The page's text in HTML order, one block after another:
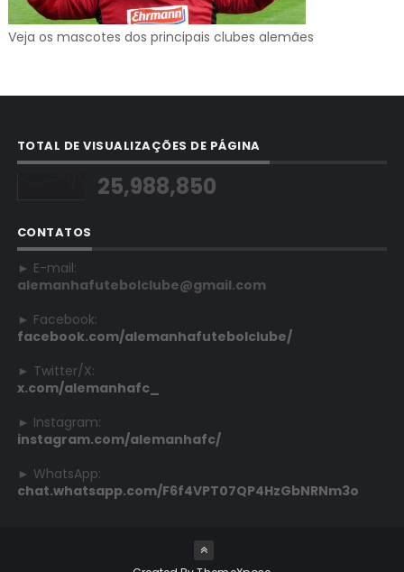
Veja os mascotes dos principais clubes alemães
TOTAL DE VISUALIZAÇÕES DE PÁGINA
25,988,850
CONTATOS
► E-mail:
alemanhafutebolclube@gmail.com
► Facebook:
facebook.com/alemanhafutebolclube/
► Twitter/X:
x.com/alemanhafc_
► Instagram:
instagram.com/alemanhafc/
► WhatsApp:
chat.whatsapp.com/F6f4VPT07QP4HzGbNRNm3o